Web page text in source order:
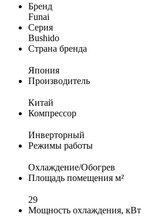
Бренд
Funai
Серия
Bushido
Страна бренда
Япония
Производитель
Китай
Компрессор
Инверторный
Режимы работы
Охлаждение/Обогрев
Площадь помещения м²
29
Мощность охлаждения, кВт